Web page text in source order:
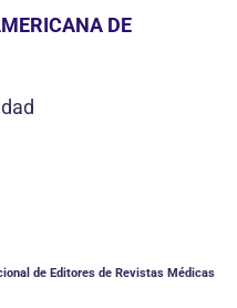
DE
de Editores de Revistas Médicas